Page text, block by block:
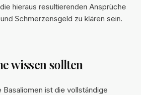
hieraus resultierenden Ansprüche
Schmerzensgeld zu klären sein.
wissen sollten
Basaliomen ist die vollständige